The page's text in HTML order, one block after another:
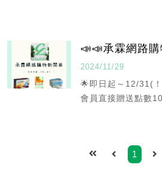
📣📣承霖網路購
2024/11/29
🌟即日起～12/31(
會員直接贈送點數
二送一：欣達思康
葉黃素。 註：1.需
點數。 （消費越多
1